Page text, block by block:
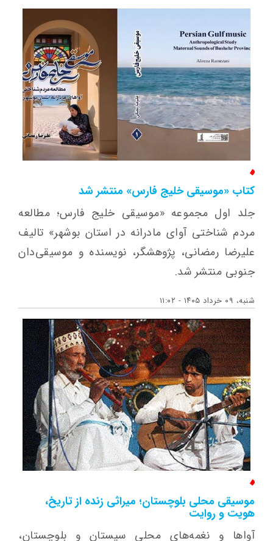
کتاب «موسیقی خلیج فارس» منتشر شد
جلد اول مجموعه «موسیقی خلیج فارس؛ مطالعه
مردم شناختی آوای مادرانه در استان بوشهر» تالیف
علیرضا رمضانی، پژوهشگر، نویسنده و موسیقی‌دان
جنوبی منتشر شد.
شنبه، ۰۹ خرداد ۱۴۰۵ - ۱۱:۰۲
موسیقی محلی بلوچستان؛ میراثی زنده از تاریخ،
هویت و روایت
آواها و نغمه‌های محلی سیستان و بلوچستان،